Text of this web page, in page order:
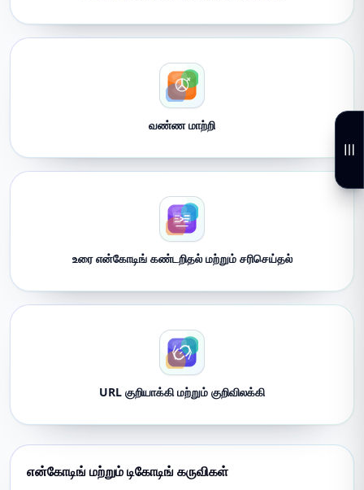
வண்ண மாற்றி
உரை என்கோடிங் கண்டறிதல் மற்றும் சரிசெய்தல்
URL குறியாக்கி மற்றும் குறிவிலக்கி
என்கோடிங் மற்றும் டிகோடிங் கருவிகள்